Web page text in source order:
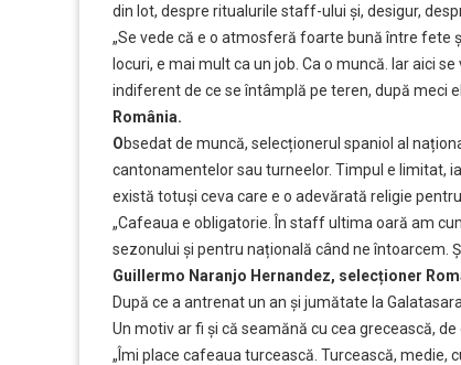
din lot, despre ritualurile staff-ului și, desigur,
„Se vede că e o atmosferă foarte bună între fete
locuri, e mai mult ca un job. Ca o muncă. Iar aici
indiferent de ce se întâmplă pe teren, după meci
România.
Obsedat de muncă, selecționerul spaniol al
cantonamentelor sau turneelor. Timpul e limitat,
există totuși ceva care e o adevărată religie
„Cafeaua e obligatorie. În staff ultima oară am
sezonului și pentru națională când ne întoarcem.
Guillermo Naranjo Hernandez, selecționer
După ce a antrenat un an și jumătate la
Un motiv ar fi și că seamănă cu cea grecească,
„Îmi place cafeaua turcească. Turcească, medie,